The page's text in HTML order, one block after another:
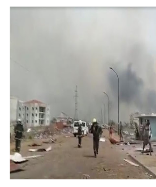
தடுப்பூசியை பெற்றுக் கொள்ளக் கூடிய
சிறுமியை பாலியல் வன்கொடுமை
வடிவேலுவுக்கு நீதிமன்றம் விதித்துள்ள
தியாகதீபம் லெப்.கேணல் திலீபன், கேணல்
ஐ.நா முன்றலில் சீரற்ற காலநிலையிலும்
இளையராஜா – கமல் அவசர சந்திப்பு
ஜனாதிபதி ஐக்கிய நாடுகளின் பொதுச்